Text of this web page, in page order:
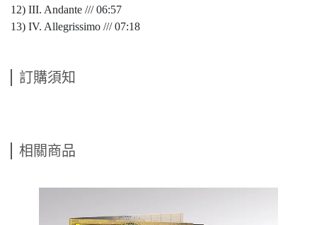
12) III. Andante /// 06:57
13) IV. Allegrissimo /// 07:18
訂購須知
相關商品